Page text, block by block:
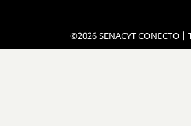
©2026 SENACYT CONECTO |